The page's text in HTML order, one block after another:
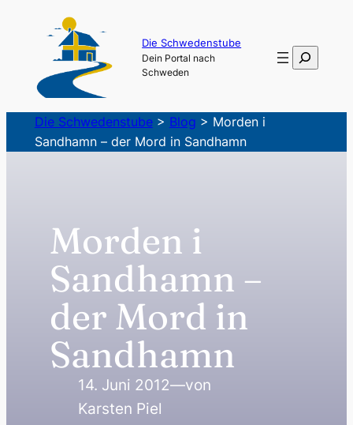
springen
Die Schwedenstube
Dein Portal nach
Schweden
Suchen
Die Schwedenstube> Blog > Morden i
Sandhamn – der Mord in Sandhamn
Morden i
Sandhamn –
der Mord in
Sandhamn
14. Juni 2012—von
Karsten Piel